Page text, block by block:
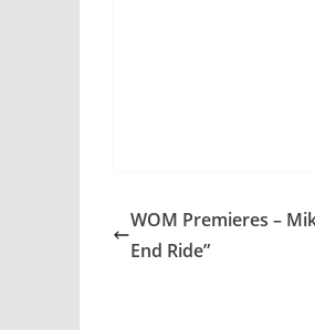
WOM Premieres –
End Ride”